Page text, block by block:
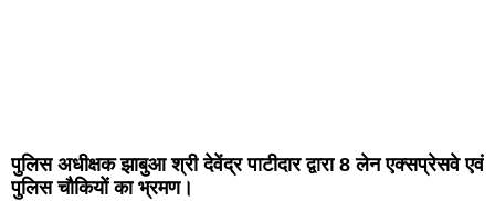
पुलिस अधीक्षक झाबुआ श्री देवेंद्र पाटीदार द्वारा 8 लेन एक्सप्रेसवे एवं
पुलिस चौकियों का भ्रमण।